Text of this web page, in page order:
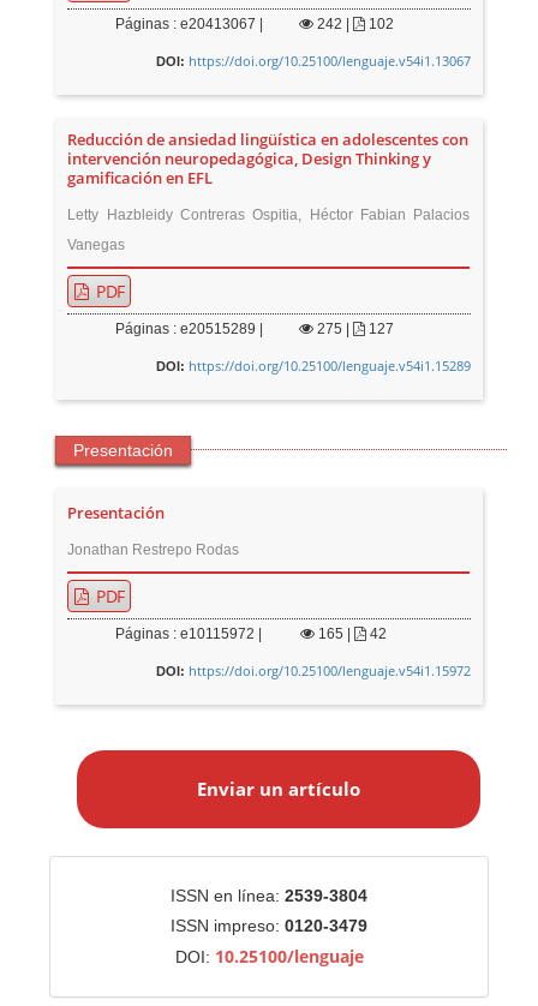
Páginas : e20413067 | 242 | 102
DOI: https://doi.org/10.25100/lenguaje.v54i1.13067
Reducción de ansiedad lingüística en adolescentes con
intervención neuropedagógica, Design Thinking y
gamificación en EFL
Letty Hazbleidy Contreras Ospitia, Héctor Fabian Palacios
Vanegas
PDF
Páginas : e20515289 | 275 | 127
DOI: https://doi.org/10.25100/lenguaje.v54i1.15289
Presentación
Presentación
Jonathan Restrepo Rodas
PDF
Páginas : e10115972 | 165 | 42
DOI: https://doi.org/10.25100/lenguaje.v54i1.15972
a
r
Enviar un artículo
ISSN en línea: 2539-3804
ISSN impreso: 0120-3479
DOI: 10.25100/lenguaje